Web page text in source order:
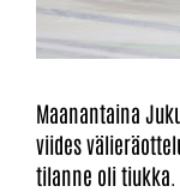
Maanantaina
viides
tilanne oli tiukka.